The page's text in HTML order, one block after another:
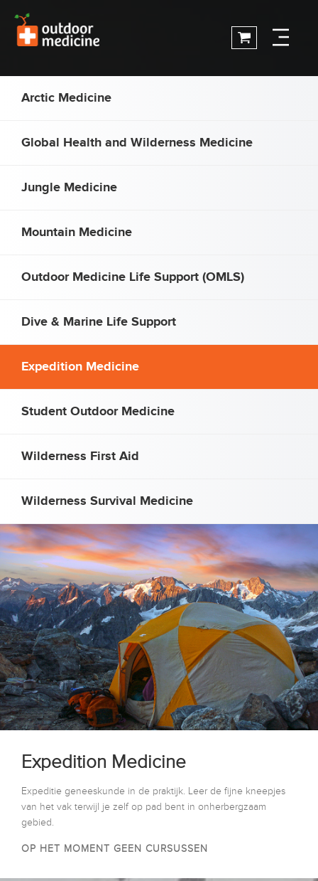
Arctic Medicine
Global Health and Wilderness Medicine
Jungle Medicine
Mountain Medicine
Outdoor Medicine Life Support (OMLS)
Dive & Marine Life Support
Expedition Medicine
Student Outdoor Medicine
Wilderness First Aid
Wilderness Survival Medicine
Expedition Medicine
Expeditie geneeskunde in de praktijk. Leer de fijne kneepjes
van het vak terwijl je zelf op pad bent in onherbergzaam
gebied.
OP HET MOMENT GEEN CURSUSSEN